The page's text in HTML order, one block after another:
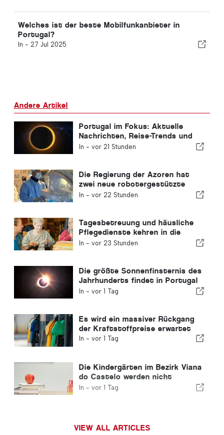
Welches ist der beste Mobilfunkanbieter in
Portugal?
In - 27 Jul 2025
Andere Artikel
Portugal im Fokus: Aktuelle
Nachrichten, Reise-Trends und
die wichtigsten Schlagzeilen
In - vor 21 Stunden
Die Regierung der Azoren hat
zwei neue robotergestützte
Operationssysteme angeschafft
In - vor 22 Stunden
Tagesbetreuung und häusliche
Pflegedienste kehren in die
portugiesische Gemeinde zurück
In - vor 23 Stunden
Die größte Sonnenfinsternis des
Jahrhunderts findet in Portugal
statt
In - vor 1 Tag
Es wird ein massiver Rückgang
der Kraftstoffpreise erwartet
In - vor 1 Tag
Die Kindergärten im Bezirk Viana
do Castelo werden nicht
geschlossen
In - vor 1 Tag
VIEW ALL ARTICLES